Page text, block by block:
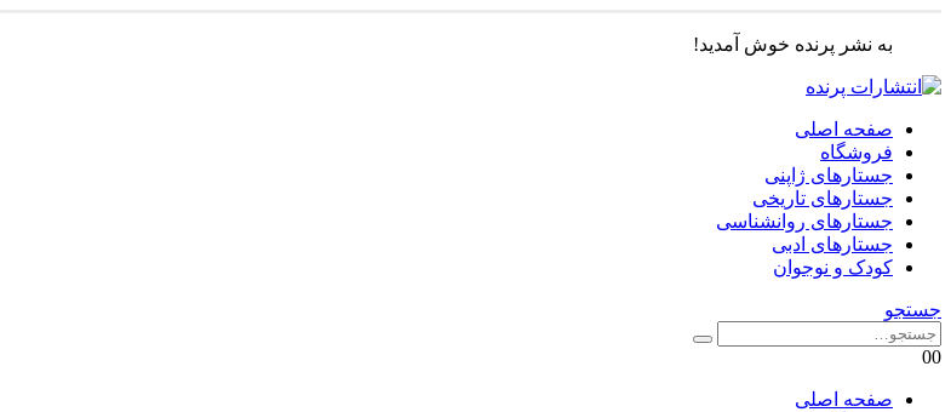
به نشر پرنده خوش آمدید!
صفحه اصلی
فروشگاه
جستارهای ژاپنی
جستارهای تاریخی
جستارهای روانشناسی
جستارهای ادبی
کودک و نوجوان
جستجو
00
صفحه اصلی